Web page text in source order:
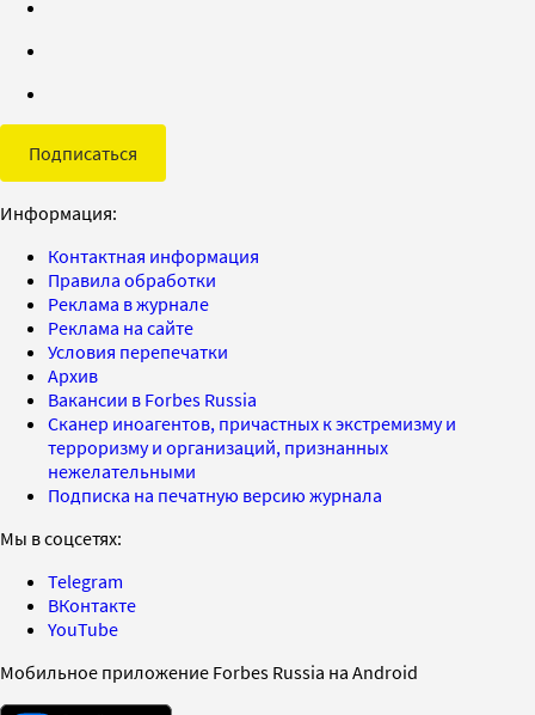
Подписаться
Информация:
Контактная информация
Правила обработки
Реклама в журнале
Реклама на сайте
Условия перепечатки
Архив
Вакансии в Forbes Russia
Сканер иноагентов, причастных к экстремизму и
терроризму и организаций, признанных
нежелательными
Подписка на печатную версию журнала
Мы в соцсетях:
Telegram
ВКонтакте
YouTube
Мобильное приложение Forbes Russia на Android